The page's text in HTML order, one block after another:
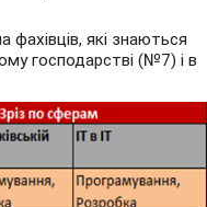
фахівців, які знаються
господарстві (№7) і в